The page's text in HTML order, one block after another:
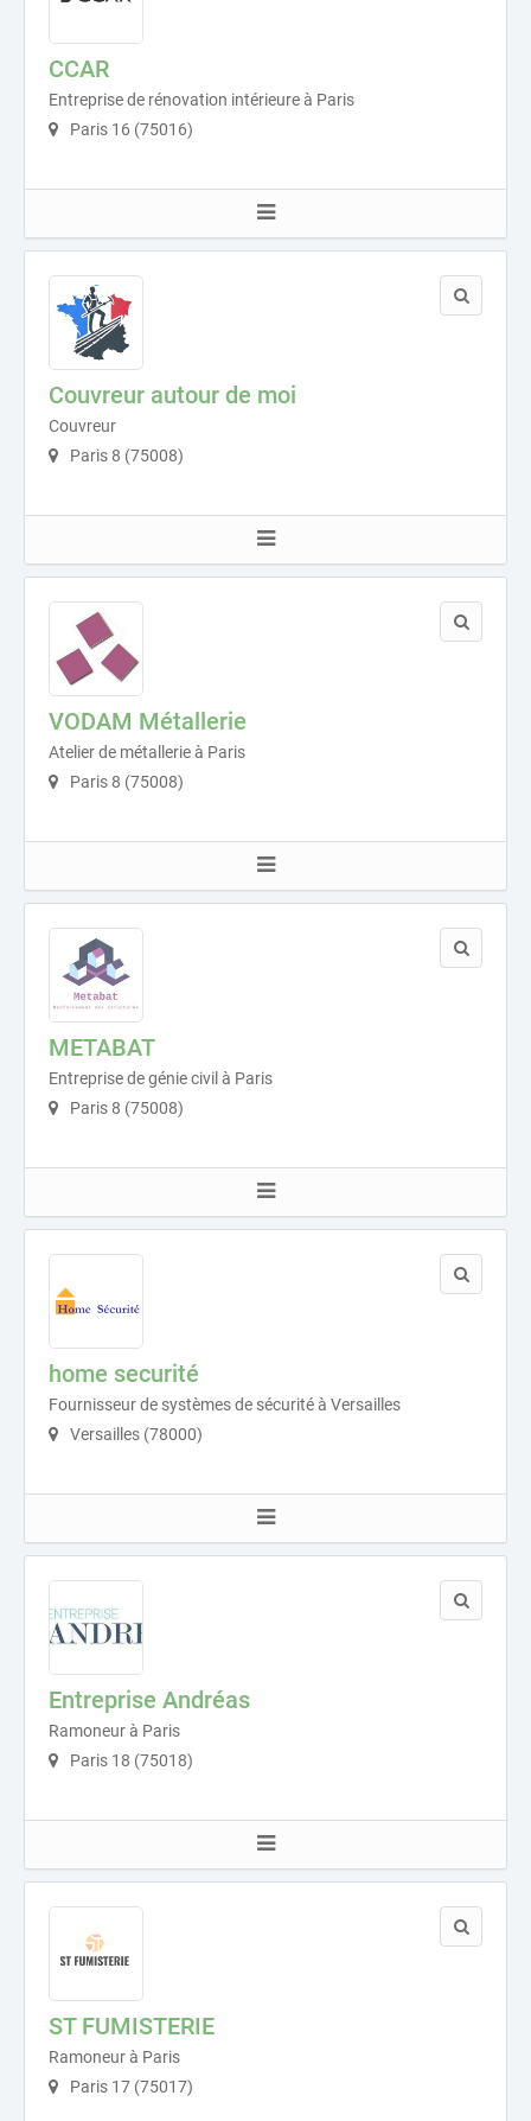
CCAR
Entreprise de rénovation intérieure à Paris
Paris 16 (75016)
Couvreur autour de moi
Couvreur
Paris 8 (75008)
VODAM Métallerie
Atelier de métallerie à Paris
Paris 8 (75008)
METABAT
Entreprise de génie civil à Paris
Paris 8 (75008)
home securité
Fournisseur de systèmes de sécurité à Versailles
Versailles (78000)
Entreprise Andréas
Ramoneur à Paris
Paris 18 (75018)
ST FUMISTERIE
Ramoneur à Paris
Paris 17 (75017)